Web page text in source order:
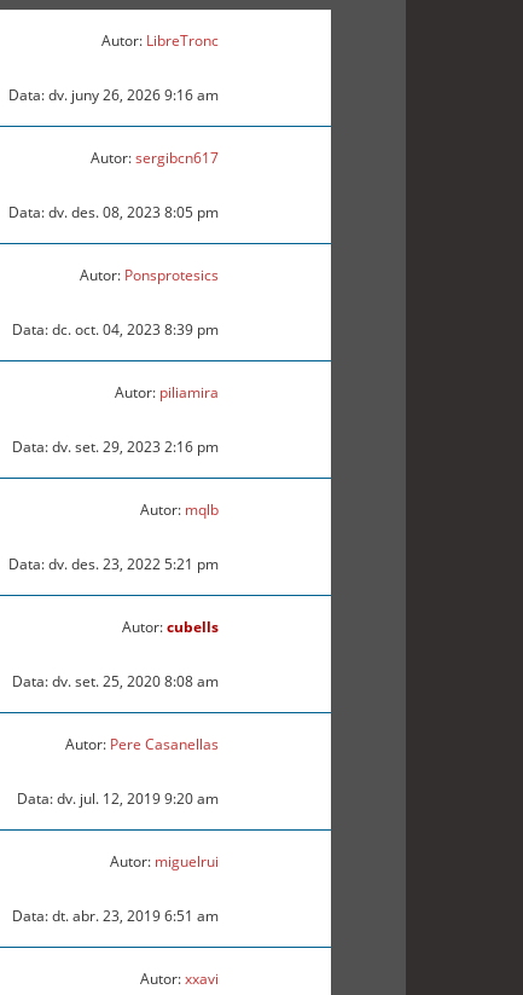
Autor: LibreTronc
Data: dv. juny 26, 2026 9:16 am
Autor:sergibcn617
Data: dv. des. 08, 2023 8:05 pm
Autor: Ponsprotesics
Data: dc. oct. 04, 2023 8:39 pm
Autor: piliamira
Data: dv. set. 29, 2023 2:16 pm
Autor: mqlb
Data: dv. des. 23, 2022 5:21 pm
Autor:cubells
Data: dv. set. 25, 2020 8:08 am
Autor: Pere Casanellas
Data: dv. jul. 12, 2019 9:20 am
Autor: miguelrui
Data: dt. abr. 23, 2019 6:51 am
Autor:xxavi